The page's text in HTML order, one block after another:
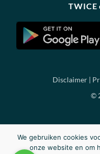
TWICE
Disclaimer |
©
We gebruiken cookies
onze website en om